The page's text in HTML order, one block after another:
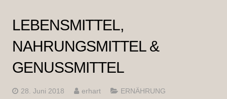
LEBENSMITTEL,
NAHRUNGSMITTEL &
GENUSSMITTEL
28. Juni 2018 erhart
ERNÄHRUNG